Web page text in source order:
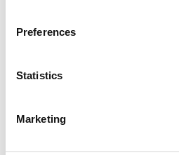
Preferences
Statistics
Marketing